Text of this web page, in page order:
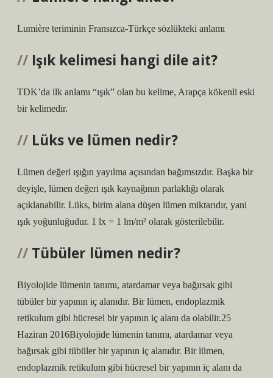
Lumière teriminin Fransızca-Türkçe sözlükteki anlamı
Işık kelimesi hangi dile ait?
TDK’da ilk anlamı “ışık” olan bu kelime, Arapça kökenli eski
bir kelimedir.
Lüks ve lümen nedir?
Lümen değeri ışığın yayılma açısından bağımsızdır. Başka bir
deyişle, lümen değeri ışık kaynağının parlaklığı olarak
açıklanabilir. Lüks, birim alana düşen lümen miktarıdır, yani
ışık yoğunluğudur. 1 lx = 1 lm/m² olarak gösterilebilir.
Tübüler lümen nedir?
Biyolojide lümenin tanımı, atardamar veya bağırsak gibi
tübüler bir yapının iç alanıdır. Bir lümen, endoplazmik
retikulum gibi hücresel bir yapının iç alanı da olabilir.25
Haziran 2016Biyolojide lümenin tanımı, atardamar veya
bağırsak gibi tübüler bir yapının iç alanıdır. Bir lümen,
endoplazmik retikulum gibi hücresel bir yapının iç alanı da